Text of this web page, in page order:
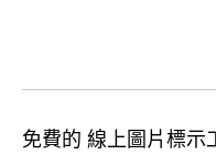
免費的 線上圖片標示